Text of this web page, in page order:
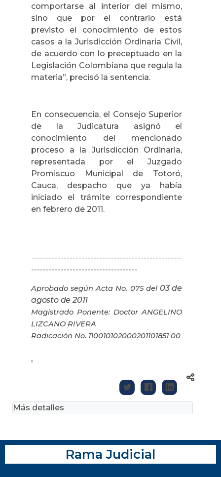
comportarse al interior del mismo,
sino que por el contrario está
previsto el conocimiento de estos
casos a la Jurisdicción Ordinaria Civil,
de acuerdo con lo preceptuado en la
Legislación Colombiana que regula la
materia”, precisó la sentencia.
En consecuencia, el Consejo Superior
de la Judicatura asignó el
conocimiento del mencionado
proceso a la Jurisdicción Ordinaria,
representada por el Juzgado
Promiscuo Municipal de Totoró,
Cauca, despacho que ya había
iniciado el trámite correspondiente
en febrero de 2011.
---------------------------------------------------
------------------------------------
Aprobado según Acta No. 075 del 03 de
agosto de 2011
Magistrado Ponente: Doctor ANGELINO
LIZCANO RIVERA
Radicación No. 110010102000201101851 00
'
Más detalles
Rama Judicial